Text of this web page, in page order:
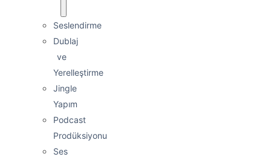
Seslendirme
Dublaj
ve
Yerelleştirme
Jingle
Yapım
Podcast
Prodüksiyonu
Ses